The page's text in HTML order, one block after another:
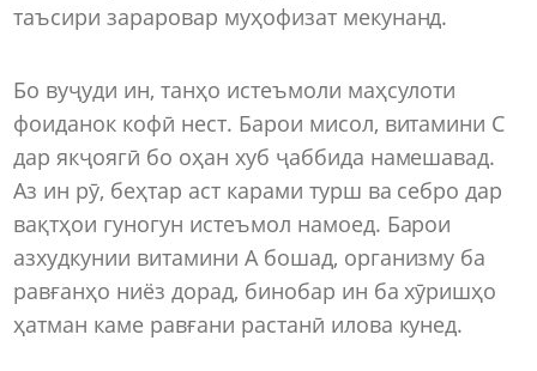
таъсири зараровар муҳофизат мекунанд.
Бо вуҷуди ин, танҳо истеъмоли маҳсулоти
фоиданок кофӣ нест. Барои мисол, витамини С
дар якҷоягӣ бо оҳан хуб ҷаббида намешавад.
Аз ин рӯ, беҳтар аст карами турш ва себро дар
вақтҳои гуногун истеъмол намоед. Барои
азхудкунии витамини А бошад, организму ба
равғанҳо ниёз дорад, бинобар ин ба хӯришҳо
ҳатман каме равғани растанӣ илова кунед.